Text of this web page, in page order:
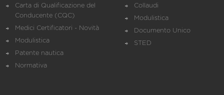
Carta di Qualificazione del
Conducente (CQC)
Medici Certificatori - Novità
Modulistica
Patente nautica
Normativa
Collaudi
Modulistica
Documento Unico
STED